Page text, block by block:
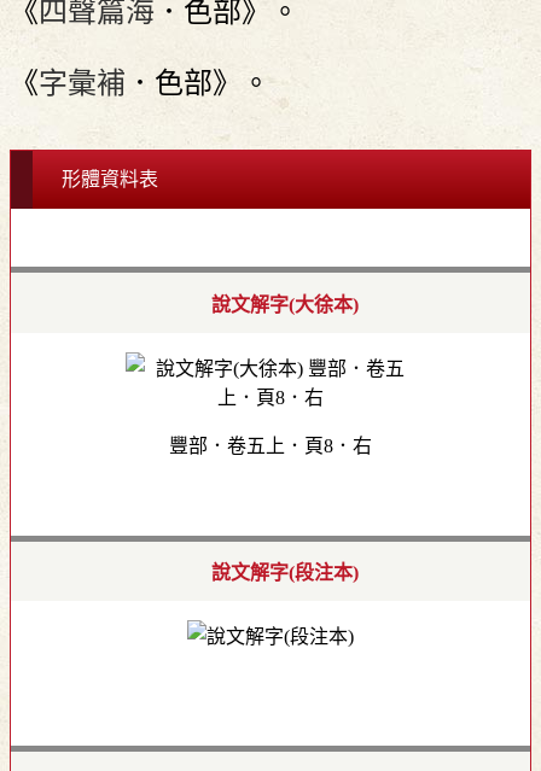
《四聲篇海 ．色部》。
《字彙補 ．色部》。
形體資料表
說文解字(大徐本)
豐部．卷五上．頁8．右
說文解字(段注本)